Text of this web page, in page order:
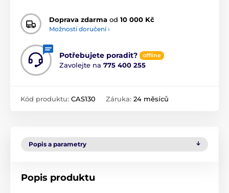
Doprava zdarma od 10 000 Kč
Možnosti doručení ›
Potřebujete poradit? offline
Zavolejte na 775 400 255
Kód produktu: CAS130 Záruka: 24 měsíců
Popis a parametry
Popis produktu